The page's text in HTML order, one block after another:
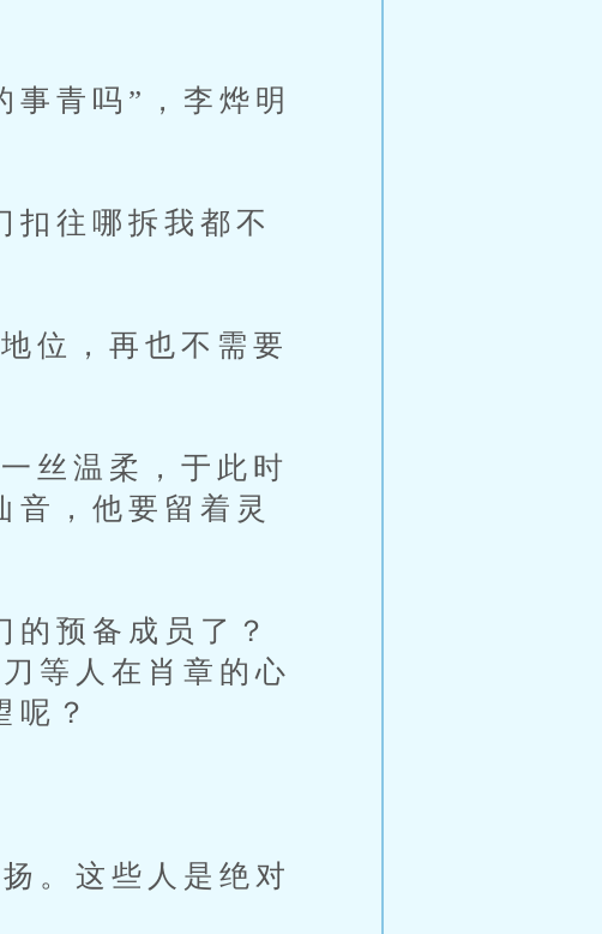
青吗”，李烨明
往哪拆我都不
位，再也不需要
丝温柔，于此时
音，他要留着灵
预备成员了？
等人在肖章的心
呢？
。这些人是绝对